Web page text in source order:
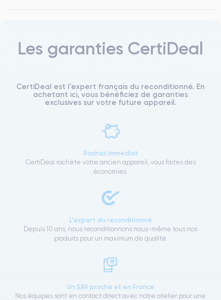
Les garanties CertiDeal
CertiDeal est l'expert français du reconditionné. En
achetant ici, vous bénéficiez de garanties
exclusives sur votre future appareil.
Rachat immédiat
CertiDeal rachète votre ancien appareil, vous faites des
économies.
L'expert du reconditionné
Depuis 10 ans, nous reconditionnons nous-même tous nos
produits pour un maximum de qualité.
Un SAV proche et en France
Nos équipes sont en contact direct avec notre atelier pour une